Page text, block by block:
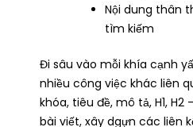
Nội dung thân
tìm kiếm
Đi sâu vào mỗi khía cạnh
nhiều công việc khác liên
khóa, tiêu đề, mô tả, H1, H2
bài viết, xây dgựn các liên